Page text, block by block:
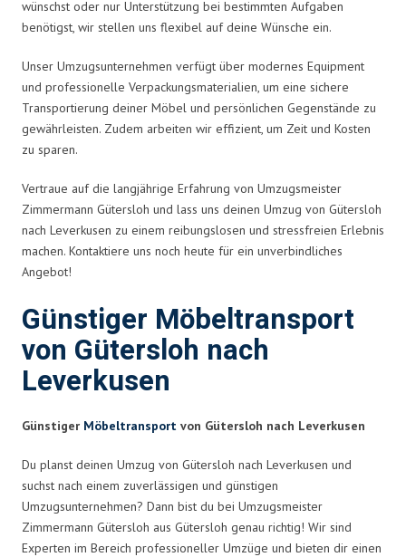
wünschst oder nur Unterstützung bei bestimmten Aufgaben
benötigst, wir stellen uns flexibel auf deine Wünsche ein.
Unser Umzugsunternehmen verfügt über modernes Equipment
und professionelle Verpackungsmaterialien, um eine sichere
Transportierung deiner Möbel und persönlichen Gegenstände zu
gewährleisten. Zudem arbeiten wir effizient, um Zeit und Kosten
zu sparen.
Vertraue auf die langjährige Erfahrung von Umzugsmeister
Zimmermann Gütersloh und lass uns deinen Umzug von Gütersloh
nach Leverkusen zu einem reibungslosen und stressfreien Erlebnis
machen. Kontaktiere uns noch heute für ein unverbindliches
Angebot!
Günstiger Möbeltransport
von Gütersloh nach
Leverkusen
Günstiger Möbeltransport von Gütersloh nach Leverkusen
Du planst deinen Umzug von Gütersloh nach Leverkusen und
suchst nach einem zuverlässigen und günstigen
Umzugsunternehmen? Dann bist du bei Umzugsmeister
Zimmermann Gütersloh aus Gütersloh genau richtig! Wir sind
Experten im Bereich professioneller Umzüge und bieten dir einen